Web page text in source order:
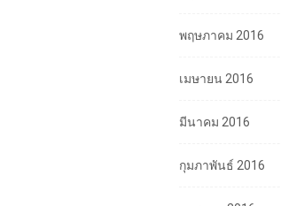
พฤษภาคม 2016
เมษายน 2016
มีนาคม 2016
กุมภาพันธ์ 2016